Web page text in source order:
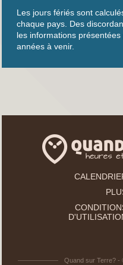
Les jours fériés sont
chaque pays. Des
les informations
années à venir.
Quand sur Terre? -